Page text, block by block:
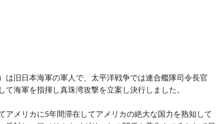
は旧日本海軍の軍人で、太平洋戦争では連合艦隊司令長官
て海軍を指揮し真珠湾攻撃を立案し決行しました。
アメリカに5年間滞在してアメリカの絶大な国力を熟知して